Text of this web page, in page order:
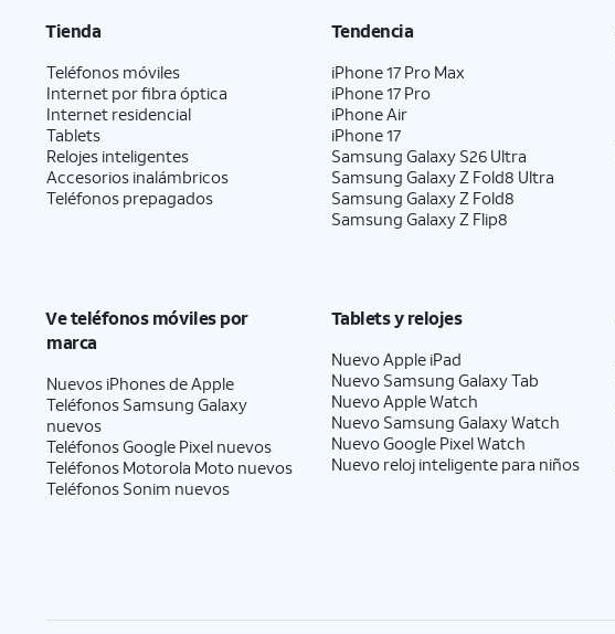
Tienda
Teléfonos móviles
Internet por fibra óptica
Internet residencial
Tablets
Relojes inteligentes
Accesorios inalámbricos
Teléfonos prepagados
Tendencia
iPhone 17 Pro Max
iPhone 17 Pro
iPhone Air
iPhone 17
Samsung Galaxy S26 Ultra
Samsung Galaxy Z Fold8 Ultra
Samsung Galaxy Z Fold8
Samsung Galaxy Z Flip8
Ve teléfonos móviles por
marca
Nuevos iPhones de Apple
Teléfonos Samsung Galaxy
nuevos
Teléfonos Google Pixel nuevos
Teléfonos Motorola Moto nuevos
Teléfonos Sonim nuevos
Tablets y relojes
Nuevo Apple iPad
Nuevo Samsung Galaxy Tab
Nuevo Apple Watch
Nuevo Samsung Galaxy Watch
Nuevo Google Pixel Watch
Nuevo reloj inteligente para niños